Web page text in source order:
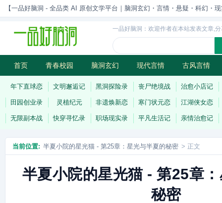
【一品好脑洞 - 全品类 AI 原创文学平台｜脑洞玄幻・言情・悬疑・科幻・
一品好脑洞：欢迎作者在本站发表文章,
首页 青春校园 脑洞玄幻 现代言情 古风言情
历史权谋 武侠江湖 灵异志怪 连载
年下直球恋 文明邂逅记 黑洞探险录 丧尸绝境战 治愈小店记
田园创业录 灵植纪元 非遗焕新恋 寒门状元恋 江湖侠女恋
无限副本战 快穿寻忆录 职场现实录 平凡生活记 亲情治愈记
当前位置: 半夏小院的星光猫 - 第25章：星光与半夏的秘密 > 正文
半夏小院的星光猫 - 第25章
秘密